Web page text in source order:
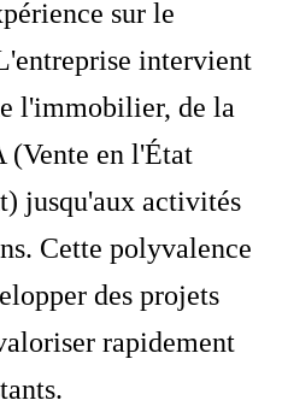
sur le
intervient
l'immobilier, de la
(Vente en l'État
jusqu'aux activités
Cette polyvalence
des projets
rapidement